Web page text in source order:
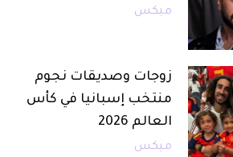
ميكس
زوجات وصديقات نجوم
منتخب إسبانيا في كأس
العالم 2026
ميكس